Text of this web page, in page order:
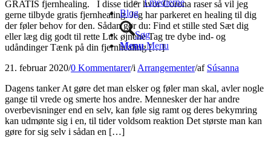
I medierne
Blog
Søg
Menu Menu
GRATIS fjernhealing. I disse tider hvor Corona raser så vil jeg
gerne tilbyde gratis fjernhealing. Jeg har parkeret en healing til dig
der føler behov for den. Sådan gør du: Find et stille sted Sæt dig
eller læg dig godt til rette Luk øjnene Tag tre dybe ind- og
udåndinger Tænk på din fjernhealing […]
21. februar 2020/0 Kommentarer/i Arrangementer/af Súsanna
Dagens tanker At gøre det man elsker og føler man skal, avler nogle
gange til vrede og smerte hos andre. Mennesker der har andre
overbevisninger end en selv, kan føle sig ramt og deres bekymring
kan udmønte sig i en, til tider voldsom reaktion Det største man kan
gøre for sig selv i sådan en […]